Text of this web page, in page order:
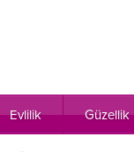
Evlilik Güzellik